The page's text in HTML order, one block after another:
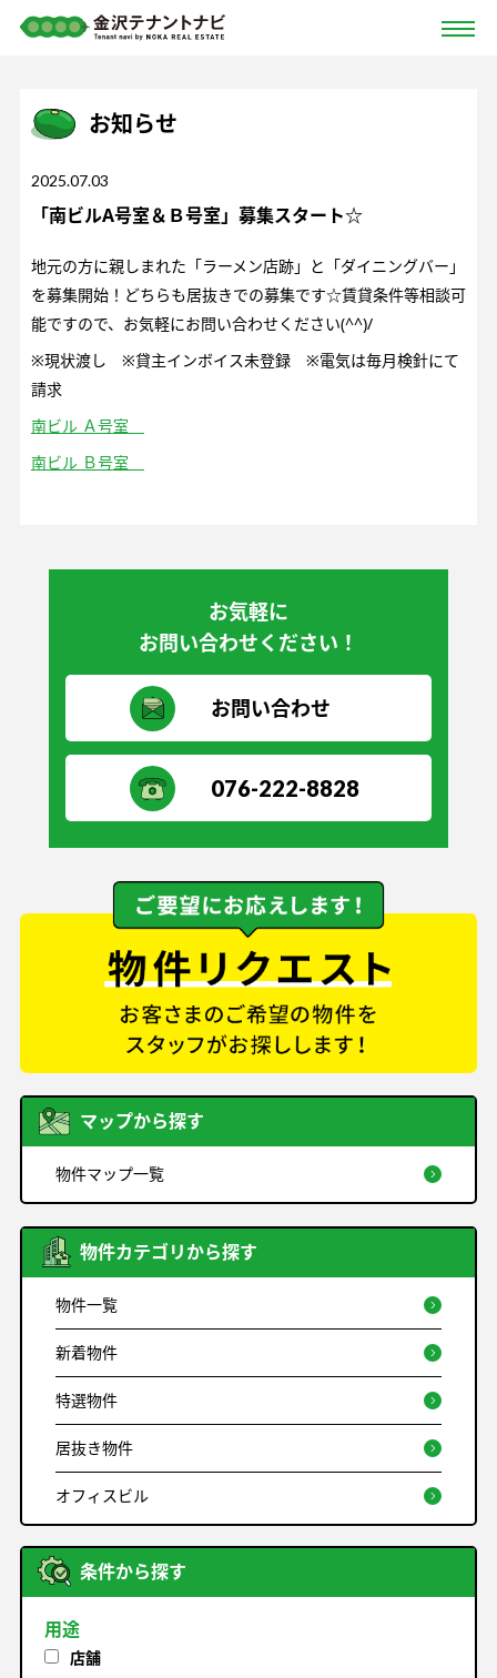
お知らせ
2025.07.03
「南ビルA号室＆Ｂ号室」募集スタート☆
地元の方に親しまれた「ラーメン店跡」と「ダイニングバー」
を募集開始！どちらも居抜きでの募集です☆賃貸条件等相談可
能ですので、お気軽にお問い合わせください(^^)/
※現状渡し ※貸主インボイス未登録 ※電気は毎月検針にて
請求
南ビル Ａ号室
南ビル Ｂ号室
お気軽に
お問い合わせください！
お問い合わせ
076-222-8828
マップから探す
物件マップ一覧
物件カテゴリから探す
物件一覧
新着物件
特選物件
居抜き物件
オフィスビル
条件から探す
用途
店舗